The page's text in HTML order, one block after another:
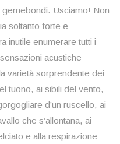
Usciamo! Non
soltanto forte e
inutile enumerare tutti i
acustiche
varietà sorprendente dei
tuono, ai sibili del vento,
d’un ruscello, ai
che s’allontana, ai
e alla respirazione